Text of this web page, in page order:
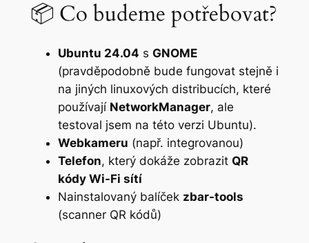
📦 Co budeme potřebovat?
Ubuntu 24.04 s GNOME
(pravděpodobně bude fungovat stejně i
na jiných linuxových distribucích, které
používají NetworkManager, ale
testoval jsem na této verzi Ubuntu).
Webkameru (např. integrovanou)
Telefon, který dokáže zobrazit QR
kódy Wi-Fi sítí
Nainstalovaný balíček zbar-tools
(scanner QR kódů)